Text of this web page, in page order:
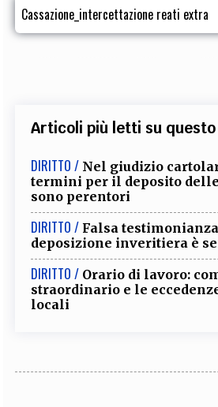
Cassazione_intercettazione reati extra
Articoli più letti su
DIRITTO / Nel giudizio
termini per il deposito
sono perentori
DIRITTO / Falsa
deposizione inveritiera è
DIRITTO / Orario di lavoro:
straordinario e le
locali